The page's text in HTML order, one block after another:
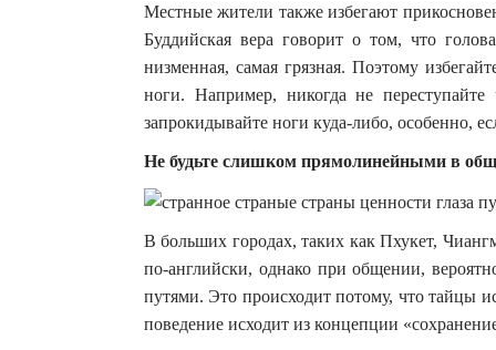
Местные жители также избегают
Буддийская вера говорит о том, что
низменная, самая грязная. Поэтому
ноги. Например, никогда не
запрокидывайте ноги куда-либо, особенно,
Не будьте слишком прямолинейными в
В больших городах, таких как Пхукет,
по-английски, однако при общении,
путями. Это происходит потому, что тайцы
поведение исходит из концепции